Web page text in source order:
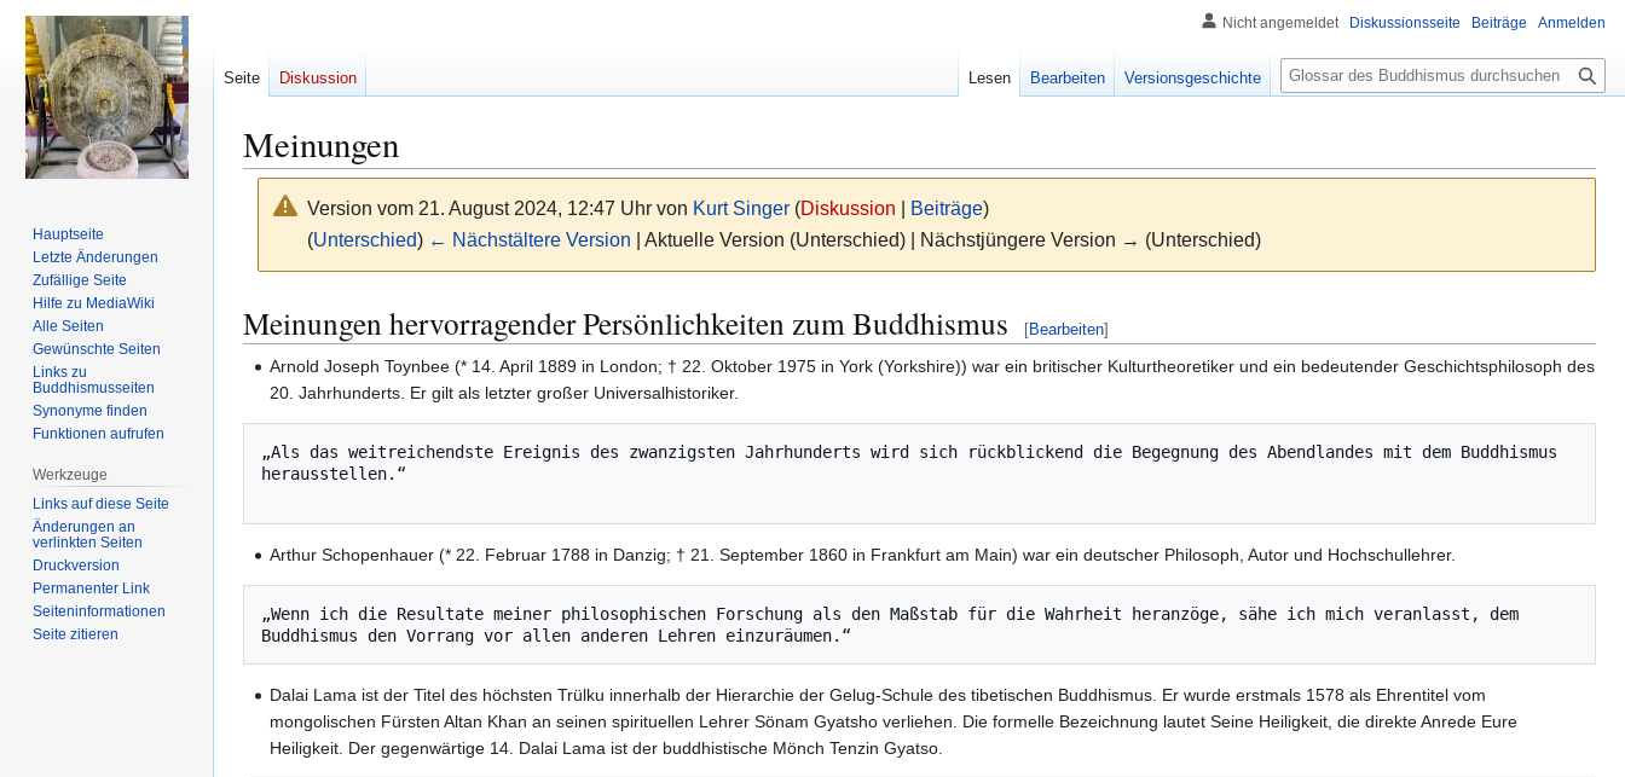
Meinungen
Version vom 21. August 2024, 12:47 Uhr von Kurt Singer (Diskussion Beiträge)
(Unterschied) ← Nächstältere Version | Aktuelle Version (Unterschied) | Nächstjüngere Version → (Unterschied)
Navigation
springen
Suche
springen
Meinungen hervorragender Persönlichkeiten zum Buddhismus [Bearbeiten]
Arnold Joseph Toynbee (* 14. April 1889 in London; † 22. Oktober 1975 in York (Yorkshire)) war ein britischer Kulturtheoretiker und ein bedeutender Geschichtsphilosoph des
20. Jahrhunderts. Er gilt als letzter großer Universalhistoriker.
„Als das weitreichendste Ereignis des zwanzigsten Jahrhunderts wird sich rückblickend die Begegnung des Abendlandes mit dem Buddhismus
herausstellen.“
Arthur Schopenhauer (* 22. Februar 1788 in Danzig; † 21. September 1860 in Frankfurt am Main) war ein deutscher Philosoph, Autor und Hochschullehrer.
„Wenn ich die Resultate meiner philosophischen Forschung als den Maßstab für die Wahrheit heranzöge, sähe ich mich veranlasst, dem
Dalai Lama ist der Titel des höchsten Trülku innerhalb der Hierarchie der Gelug-Schule des tibetischen Buddhismus. Er wurde erstmals 1578 als Ehrentitel vom
mongolischen Fürsten Altan Khan an seinen spirituellen Lehrer Sönam Gyatsho verliehen. Die formelle Bezeichnung lautet Seine Heiligkeit, die direkte Anrede Eure
Heiligkeit. Der gegenwärtige 14. Dalai Lama ist der buddhistische Mönch Tenzin Gyatso.
Nicht angemeldet Diskussionsseite Beiträge Anmelden
Seite Diskussion Lesen Bearbeiten Versionsgeschichte
S
u
e
Hauptseite
Letzte Änderungen
Zufällige Seite
Hilfe zu MediaWiki
Alle Seiten
Gewünschte Seiten
Links zu
Buddhismusseiten
Synonyme finden
Funktionen aufrufen
Werkzeuge
Links auf diese Seite
Änderungen an
verlinkten Seiten
Druckversion
Permanenter Link
Seiten­­informationen
Seite zitieren